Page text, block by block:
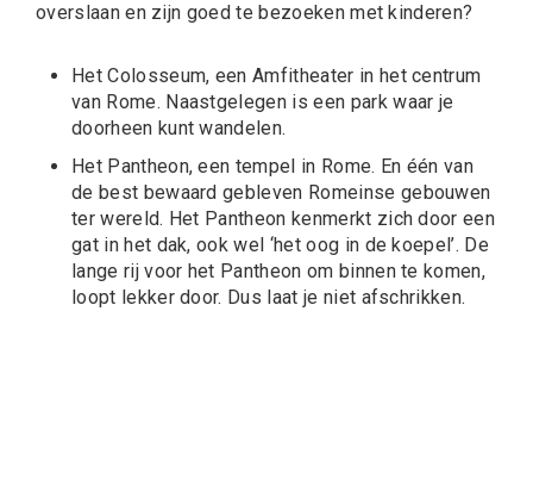
overslaan en zijn goed te bezoeken met kinderen?
Het Colosseum, een Amfitheater in het centrum
van Rome. Naastgelegen is een park waar je
doorheen kunt wandelen.
Het Pantheon, een tempel in Rome. En één van
de best bewaard gebleven Romeinse gebouwen
ter wereld. Het Pantheon kenmerkt zich door een
gat in het dak, ook wel ‘het oog in de koepel’. De
lange rij voor het Pantheon om binnen te komen,
loopt lekker door. Dus laat je niet afschrikken.